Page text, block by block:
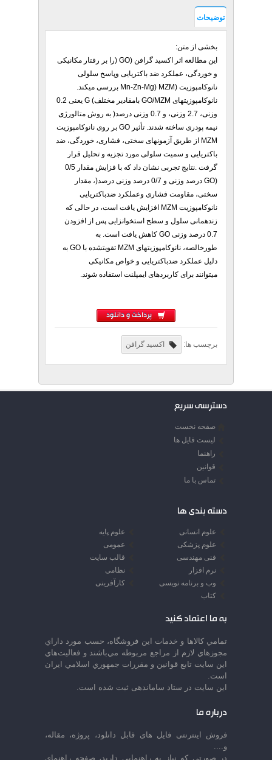
توضیحات
بخشی از متن:
این مطالعه اثر اکسید گرافن (GO (را بر رفتار مکانیکی
و خوردگی، عملکرد ضد باکتریایی وپاسخ سلولی
نانوکامپوزیت (MZM (Mn-Zn-Mg بررسی میکند.
نانوکامپوزیتهای GO/MZM بامقادیر مختلف) G یعنی 0.2
وزنی، 2.7 وزنی، و 0.7 وزنی درصد( به روش متالورژی
نیمه پودری ساخته شدند. تأثیر GO بر روی نانوکامپوزیت
MZM از طریق آزمونهای سختی، فشاری، خوردگی، ضد
باکتریایی و سمیت سلولی مورد تجزیه و تحلیل قرار
گرفت .نتایج تجربی نشان داد که با فزایش
مقدار 0/5
(GO درصد وزنی و 0/7 درصد وزنی درصد(، مقدار
سختی، مقاومت فشاری وعملکرد ضدباکتریایی
نانوکامپوزیت MZM افزایش یافت است، در حالی که
زندهمانی سلول و سطح استخوانزایی پس از افزودن
0.7 درصد وزنی GO کاهش یافت است. به
طورخالصه،
نانوکامپوزیتهای MZM تقویتشده با GO به
دلیل عملکرد ضدباکتریایی و خواص مکانیکی
میتوانند برای کاربردهای ایمپلنت استفاده شوند.
پرداخت و دانلود
برچسب ها: اکسید گرافن
دسترسی سریع
صفحه نخست
لیست فایل ها
راهنما
قوانین
تماس با ما
دسته بندی ها
علوم انسانی
علوم پایه
علوم پزشکی
عمومی
فنی مهندسی
قالب سایت
نرم افزار
نظامی
وب و برنامه نویسی
کارآفرینی
کتاب
به ما اعتماد کنید
تمامي كالاها و خدمات اين فروشگاه، حسب مورد داراي
مجوزهاي لازم از مراجع مربوطه مي‌باشند و فعاليت‌هاي
اين سايت تابع قوانين و مقررات جمهوري اسلامي ايران
است.
این سایت در ستاد ساماندهی ثبت شده است.
درباره ما
فروش اینترنتی فایل های قابل دانلود، پروژه، مقاله،
و....
در صورتی که نیاز به راهنمایی دارید، صفحه راهنمای